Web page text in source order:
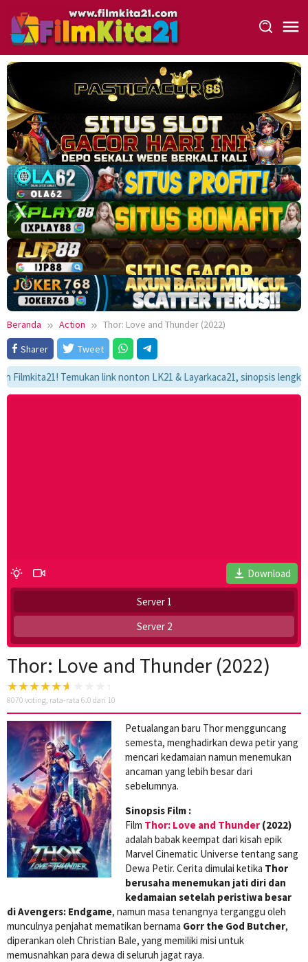
konten
Beranda Action
Thor: Love and Thunder (2022)
Sharer
Tweet
Temukan link nonton LK21 & Layarkaca21, sinopsis
Download
Server 1
Server 2
Thor: Love and Thunder (2022)
8070 voting, rata-rata 6.0 dari 10
Petualangan baru Thor mengguncang
semesta, menghadirkan dewa petir yang
mencari kedamaian namun menemukan
ancaman yang lebih besar dari
sebelumnya.
Sinopsis Film :
Film Thor: Love and Thunder (2022)
adalah babak keempat dari kisah epik
Marvel Cinematic Universe tentang sang
Dewa Petir. Cerita dimulai ketika Thor
berusaha menemukan jati diri dan
kedamaian setelah peristiwa besar
di Avengers: Endgame, namun masa tenangnya terganggu oleh
munculnya penjahat mematikan bernama Gorr the God Butcher,
diperankan oleh Christian Bale, yang memiliki misi untuk
memusnahkan para dewa di seluruh jagat raya.